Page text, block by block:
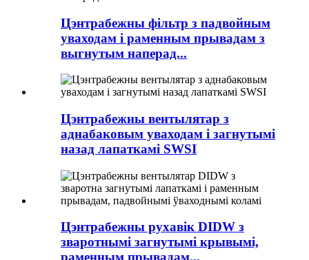
Цэнтрабежны фільтр з падвойным
уваходам і раменным прывадам з
выгнутым наперад...
Цэнтрабежны вентылятар з
аднабаковым уваходам і загнутымі
назад лапаткамі SWSI
Цэнтрабежны рухавік DIDW з
зваротнымі загнутымі крывымі,